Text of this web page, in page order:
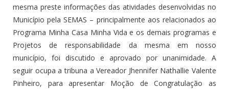
mesma preste informações das atividades desenvolvidas no
Município pela SEMAS – principalmente aos relacionados ao
Programa Minha Casa Minha Vida e os demais programas e
Projetos de responsabilidade da mesma em nosso
município, foi discutido e aprovado por unanimidade. A
seguir ocupa a tribuna a Vereador Jhennifer Nathallie Valente
Pinheiro, para apresentar Moção de Congratulação as